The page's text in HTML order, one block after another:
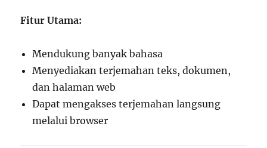
Fitur Utama:
Mendukung banyak bahasa
Menyediakan terjemahan teks, dokumen,
dan halaman web
Dapat mengakses terjemahan langsung
melalui browser